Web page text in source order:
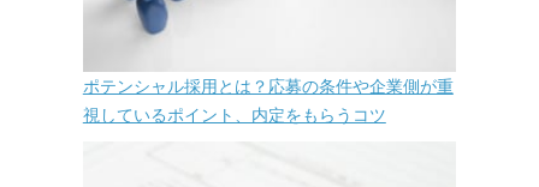
ポテンシャル採用とは？応募の条件や企業側が重
視しているポイント、内定をもらうコツ